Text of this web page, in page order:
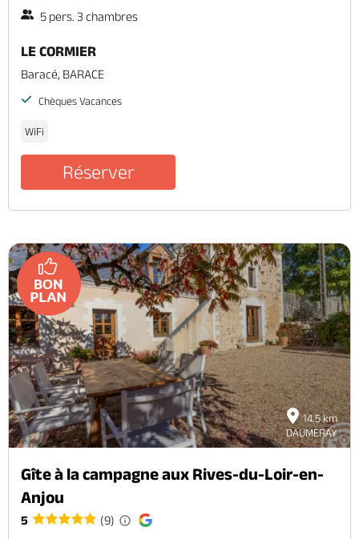
5 pers. 3 chambres
LE CORMIER
Baracé, BARACE
Chèques Vacances
WiFi
Réserver
14.5 km
DAUMERAY
Gîte à la campagne aux Rives-du-Loir-en-
Anjou
5 (9)